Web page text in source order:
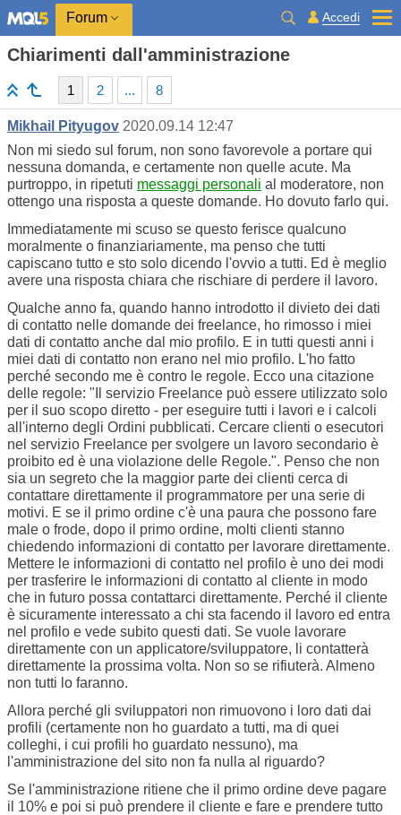
Forum Accedi
Chiarimenti dall'amministrazione
1 2 ... 8
Mikhail Pityugov 2020.09.14 12:47
Non mi siedo sul forum, non sono favorevole a portare qui
nessuna domanda, e certamente non quelle acute. Ma
purtroppo, in ripetuti messaggi personali al moderatore, non
ottengo una risposta a queste domande. Ho dovuto farlo qui.
Immediatamente mi scuso se questo ferisce qualcuno
moralmente o finanziariamente, ma penso che tutti
capiscano tutto e sto solo dicendo l'ovvio a tutti. Ed è meglio
avere una risposta chiara che rischiare di perdere il lavoro.
Qualche anno fa, quando hanno introdotto il divieto dei dati
di contatto nelle domande dei freelance, ho rimosso i miei
dati di contatto anche dal mio profilo. E in tutti questi anni i
miei dati di contatto non erano nel mio profilo. L'ho fatto
perché secondo me è contro le regole. Ecco una citazione
delle regole: " Il servizio Freelance può essere utilizzato solo
per il suo scopo diretto - per eseguire tutti i lavori e i calcoli
all'interno degli Ordini pubblicati. Cercare clienti o esecutori
nel servizio Freelance per svolgere un lavoro secondario è
proibito ed è una violazione delle Regole.". Penso che non
sia un segreto che la maggior parte dei clienti cerca di
contattare direttamente il programmatore per una serie di
motivi. E se il primo ordine c'è una paura che possono fare
male o frode, dopo il primo ordine, molti clienti stanno
chiedendo informazioni di contatto per lavorare direttamente.
Mettere le informazioni di contatto nel profilo è uno dei modi
per trasferire le informazioni di contatto al cliente in modo
che in futuro possa contattarci direttamente. Perché il cliente
è sicuramente interessato a chi sta facendo il lavoro ed entra
nel profilo e vede subito questi dati. Se vuole lavorare
direttamente con un applicatore/sviluppatore, li contatterà
direttamente la prossima volta. Non so se rifiuterà. Almeno
non tutti lo faranno.
Allora perché gli sviluppatori non rimuovono i loro dati dai
profili (certamente non ho guardato a tutti, ma di quei
colleghi, i cui profili ho guardato nessuno), ma
l'amministrazione del sito non fa nulla al riguardo?
Se l'amministrazione ritiene che il primo ordine deve pagare
il 10% e poi si può prendere il cliente e fare e prendere tutto